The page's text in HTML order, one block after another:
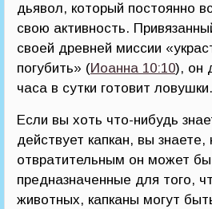
дьявол, который постоянно
свою активность.
своей древней миссии
погубить» (Иоанна 10:10), он
часа в сутки готовит ловушки.
Если вы хоть что-нибудь
действует капкан, вы
отвратительным он может
предназначенные для того,
животных, капканы могут